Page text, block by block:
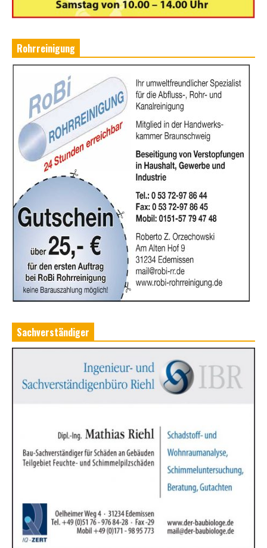
Rohrreinigung
Sachverständiger